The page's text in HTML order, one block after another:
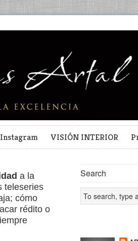
Instagram VISIÓN INTERIOR
a la
teleseries
cómo
rédito o
Search